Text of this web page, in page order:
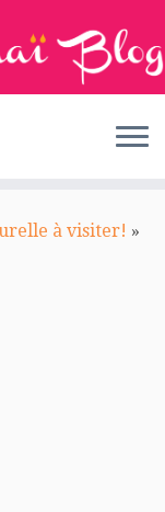
à visiter! »